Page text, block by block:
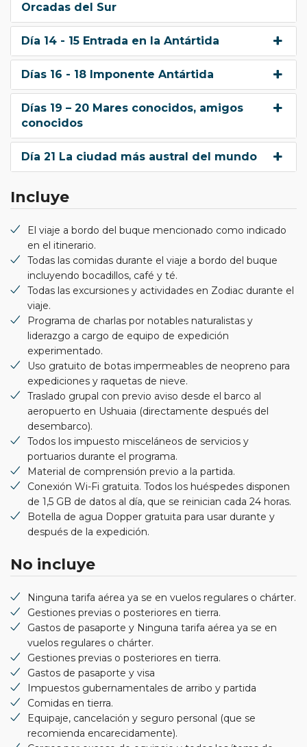
Orcadas del Sur
Día 14 - 15 Entrada en la Antártida
Días 16 - 18 Imponente Antártida
Días 19 – 20 Mares conocidos, amigos
conocidos
Día 21 La ciudad más austral del mundo
Incluye
El viaje a bordo del buque mencionado como indicado
en el itinerario.
Todas las comidas durante el viaje a bordo del buque
incluyendo bocadillos, café y té.
Todas las excursiones y actividades en Zodiac durante el
viaje.
Programa de charlas por notables naturalistas y
liderazgo a cargo de equipo de expedición
experimentado.
Uso gratuito de botas impermeables de neopreno para
expediciones y raquetas de nieve.
Traslado grupal con previo aviso desde el barco al
aeropuerto en Ushuaia (directamente después del
desembarco).
Todos los impuesto misceláneos de servicios y
portuarios durante el programa.
Material de comprensión previo a la partida.
Conexión Wi-Fi gratuita. Todos los huéspedes disponen
de 1,5 GB de datos al día, que se reinician cada 24 horas.
Botella de agua Dopper gratuita para usar durante y
después de la expedición.
No incluye
Ninguna tarifa aérea ya se en vuelos regulares o chárter.
Gestiones previas o posteriores en tierra.
Gastos de pasaporte y Ninguna tarifa aérea ya se en
vuelos regulares o chárter.
Gestiones previas o posteriores en tierra.
Gastos de pasaporte y visa
Impuestos gubernamentales de arribo y partida
Comidas en tierra.
Equipaje, cancelación y seguro personal (que se
recomienda encarecidamente).